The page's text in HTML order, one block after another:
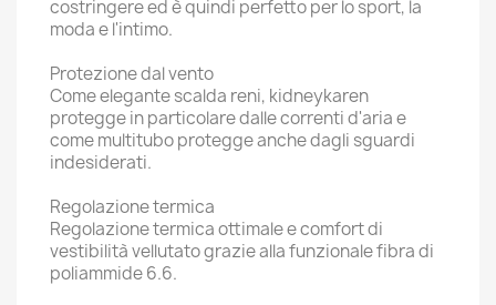
costringere ed è quindi perfetto per lo sport, la
moda e l'intimo.
Protezione dal vento
Come elegante scalda reni, kidneykaren
protegge in particolare dalle correnti d'aria e
come multitubo protegge anche dagli sguardi
indesiderati.
Regolazione termica
Regolazione termica ottimale e comfort di
vestibilità vellutato grazie alla funzionale fibra di
poliammide 6.6.